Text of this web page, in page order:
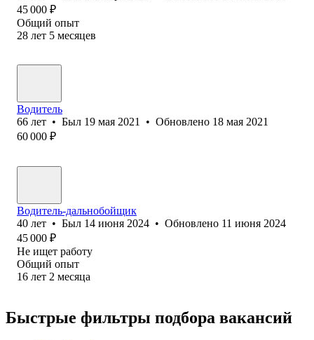
45 000 ₽
Общий опыт
28 лет 5 месяцев
Водитель
66 лет • Был 19 мая 2021 • Обновлено 18 мая 2021
60 000 ₽
Водитель-дальнобойщик
40 лет • Был 14 июня 2024 • Обновлено 11 июня 2024
45 000 ₽
Не ищет работу
Общий опыт
16 лет 2 месяца
Быстрые фильтры подбора вакансий